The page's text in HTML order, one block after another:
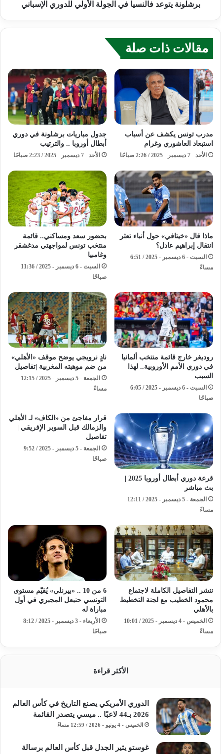
برشلونة يتوعد فالنسيا في الجولة الأولي للدوري الإسباني
مقالات ذات صلة
مدرب تونس يكشف عن أسباب
استبعاد العاشوري وغرام
الأحد - 7 ديسمبر - 2025 / 2:26 صباحًا
جدول مباريات برشلونة في دوري
أبطال أوروبا .. والترتيب
الأحد - 7 ديسمبر - 2025 / 2:23 صباحًا
ماذا قال «خيتافي» حول أنباء تعثر
انتقال إبراهيم عادل؟
السبت - 6 ديسمبر - 2025 / 6:51
مساءً
بحضور سعد ومساكني.. قائمة
منتخب تونس لمواجهتي مدغشقر
وغامبيا
السبت - 6 ديسمبر - 2025 / 11:36
صباحًا
روديغر خارج قائمة منتخب ألمانيا
في دوري الأمم الأوروبية.. لهذا
السبب
السبت - 6 ديسمبر - 2025 / 6:05
صباحًا
نادٍ نرويجي يوضح موقف «الأهلي»
من ضم موهبته المغربية |تفاصيل
الجمعة - 5 ديسمبر - 2025 / 12:15
مساءً
بث مباشر
الجمعة - 5 ديسمبر - 2025 / 12:11
مساءً
قرار مفاجئ من «الكاف» لـ الأهلي
والزمالك قبل السوبر الإفريقي |
تفاصيل
الجمعة - 5 ديسمبر - 2025 / 9:52
صباحًا
ننشر التفاصيل الكاملة لاجتماع
محمود الخطيب مع لجنة التخطيط
بالأهلي
الخميس - 4 ديسمبر - 2025 / 10:01
مساءً
6 من 10 .. «بيرنلي» يُقيّم مستوى
التونسي حنبعل المجبري في أول
مباراة له
الأربعاء - 3 ديسمبر - 2025 / 8:12
صباحًا
الأكثر قراءة
الدوري الأمريكي يصنع التاريخ في كأس العالم
2026 بـ44 لاعبًا .. ميسي يتصدر القائمة
الخميس - 4 يونيو - 2026 / 12:59 مساءً
غوستو يثير الجدل قبل كأس العالم برسالة